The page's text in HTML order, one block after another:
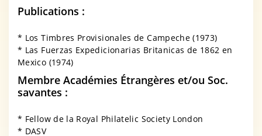
Publications :
* Los Timbres Provisionales de Campeche (1973)
* Las Fuerzas Expedicionarias Britanicas de 1862 en
Mexico (1974)
Membre Académies Étrangères et/ou Soc.
savantes :
* Fellow de la Royal Philatelic Society London
* DASV